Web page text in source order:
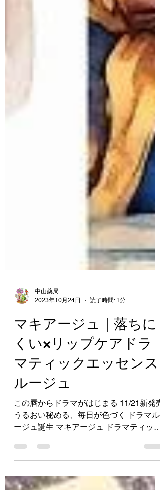
2023年10月24日
読了時間: 1分
マキアージュ｜落ちに
くい×リップケアドラ
マティックエッセンス
ルージュ
この唇からドラマがはじまる 11/21新発売
ージュ誕生 マキアージュ ドラマティック
エッセンスルージュ＜口紅＞ 3,300円（税
込） Point1 落ちにくい×リップケア保湿
美容成分配合...